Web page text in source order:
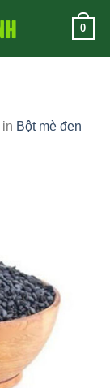
0
in Bột mè đen